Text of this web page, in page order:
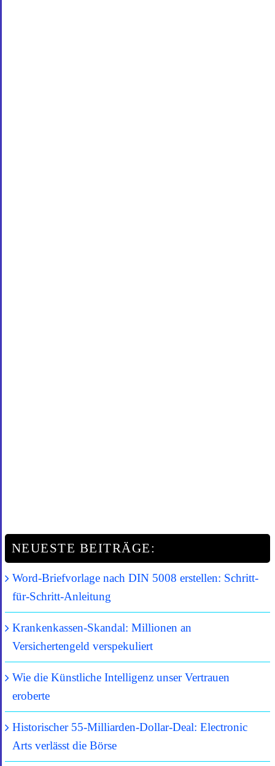
NEUESTE BEITRÄGE:
Word-Briefvorlage nach DIN 5008 erstellen: Schritt-
für-Schritt-Anleitung
Krankenkassen-Skandal: Millionen an
Versichertengeld verspekuliert
Wie die Künstliche Intelligenz unser Vertrauen
eroberte
Historischer 55-Milliarden-Dollar-Deal: Electronic
Arts verlässt die Börse